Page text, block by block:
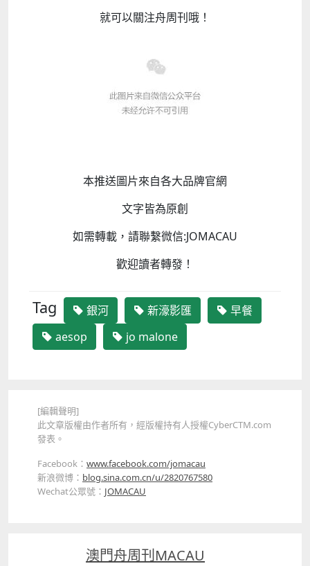
就可以關注舟周刊哦！
本推送圖片來自各大品牌官網
文字皆為原創
如需轉載，請聯繫微信:JOMACAU
歡迎讀者轉發！
Tag 銀河 新濠影匯
早餐
aesop
jo malone
[編輯聲明]
此文章版權由作者所有，經版權持有人授權CyberCTM.com
發表。
Facebook： www.facebook.com/jomacau
新浪微博： blog.sina.com.cn/u/2820767580
Wechat公眾號： JOMACAU
澳門舟周刊MACAU